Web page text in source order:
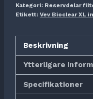
Kategori: Reservdelar
Etikett: Vev Bioclear XL
Beskrivning
Ytterligare
Specifikationer